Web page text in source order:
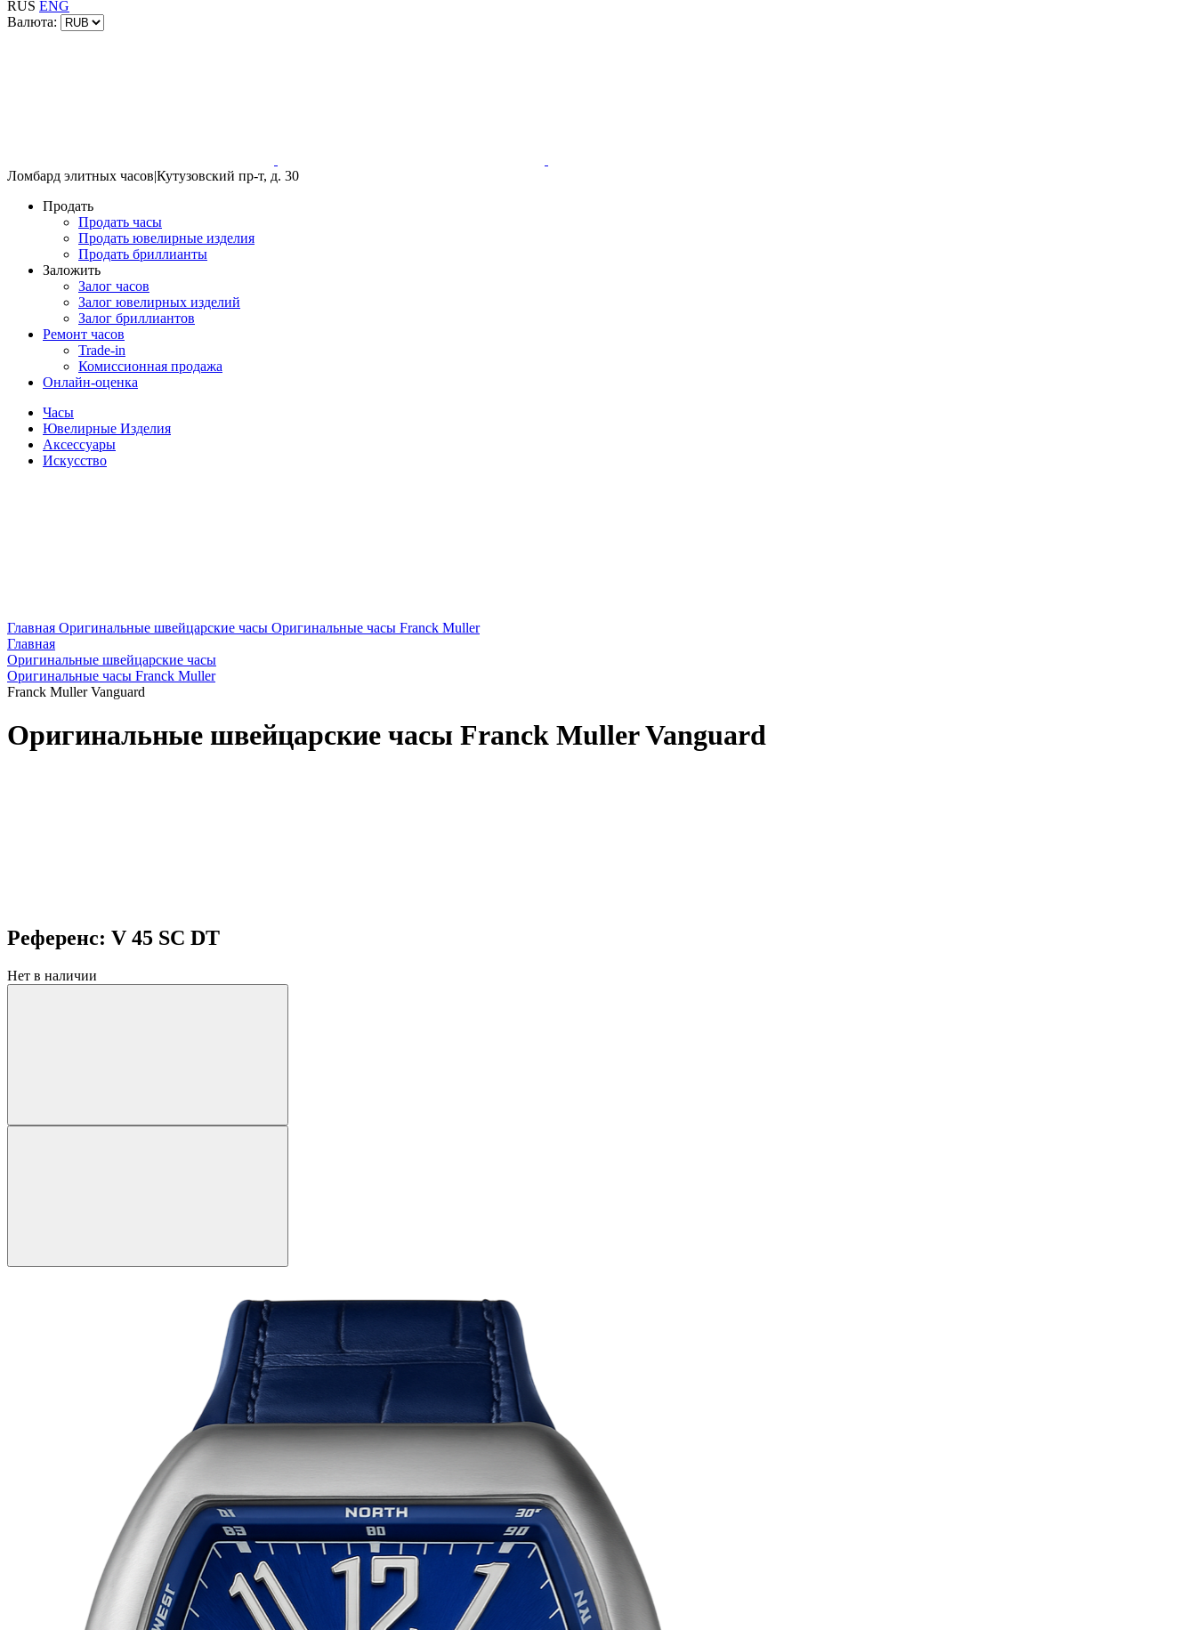
RUS ENG
Валюта:
Ломбард элитных часов|Кутузовский пр-т, д. 30
Продать
Продать часы
Продать ювелирные изделия
Продать бриллианты
Заложить
Залог часов
Залог ювелирных изделий
Залог бриллиантов
Ремонт часов
Trade-in
Комиссионная продажа
Онлайн-оценка
Часы
Ювелирные Изделия
Аксессуары
Искусство
Главная Оригинальные швейцарские часы Оригинальные часы Franck Muller
Главная
Оригинальные швейцарские часы
Оригинальные часы Franck Muller
Franck Muller Vanguard
Оригинальные швейцарские часы Franck Muller Vanguard
Референс: V 45 SC DT
Нет в наличии